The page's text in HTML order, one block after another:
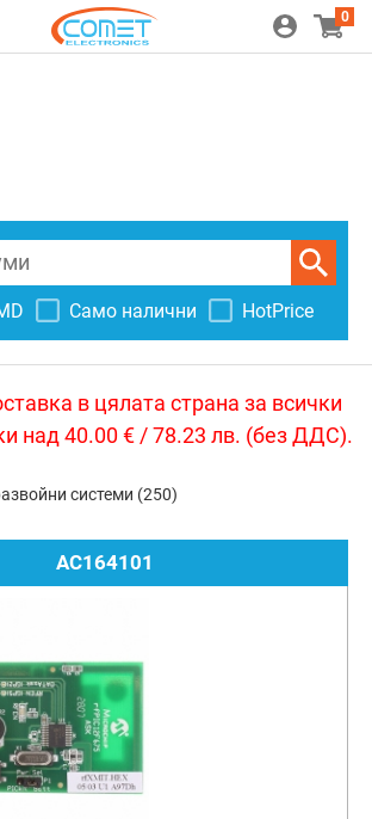
0
Само налични HotPrice
в цялата страна за всички
над 40.00 € / 78.23 лв. (без ДДС).
системи (250)
AC164101